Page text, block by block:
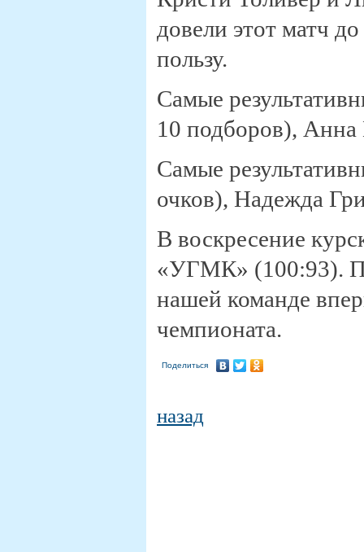
довели этот матч
пользу.
Самые
10 подборов), Анна
Самые
очков), Надежда
В воскресение
«УГМК» (100:93).
нашей команде
чемпионата.
Поделиться
назад